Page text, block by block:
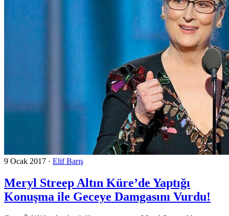
9 Ocak 2017 · Elif Barış
Meryl Streep Altın Küre’de Yaptığı
Konuşma ile Geceye Damgasını Vurdu!